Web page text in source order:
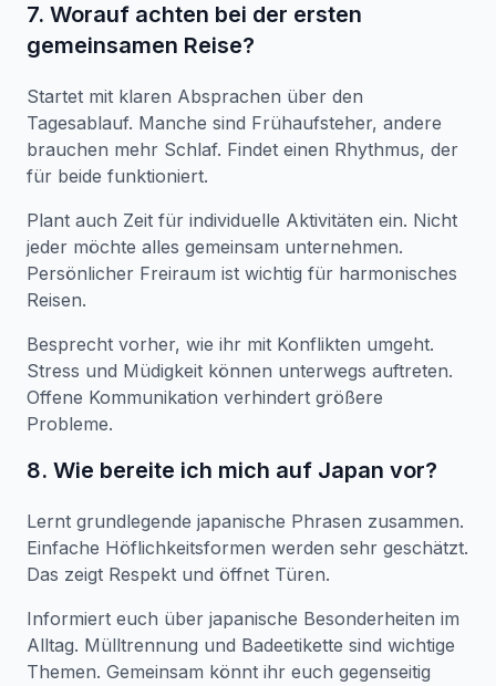
7. Worauf achten bei der ersten
gemeinsamen Reise?
Startet mit klaren Absprachen über den
Tagesablauf. Manche sind Frühaufsteher, andere
brauchen mehr Schlaf. Findet einen Rhythmus, der
für beide funktioniert.
Plant auch Zeit für individuelle Aktivitäten ein. Nicht
jeder möchte alles gemeinsam unternehmen.
Persönlicher Freiraum ist wichtig für harmonisches
Reisen.
Besprecht vorher, wie ihr mit Konflikten umgeht.
Stress und Müdigkeit können unterwegs auftreten.
Offene Kommunikation verhindert größere
Probleme.
8. Wie bereite ich mich auf Japan vor?
Lernt grundlegende japanische Phrasen zusammen.
Einfache Höflichkeitsformen werden sehr geschätzt.
Das zeigt Respekt und öffnet Türen.
Informiert euch über japanische Besonderheiten im
Alltag. Mülltrennung und Badeetikette sind wichtige
Themen. Gemeinsam könnt ihr euch gegenseitig